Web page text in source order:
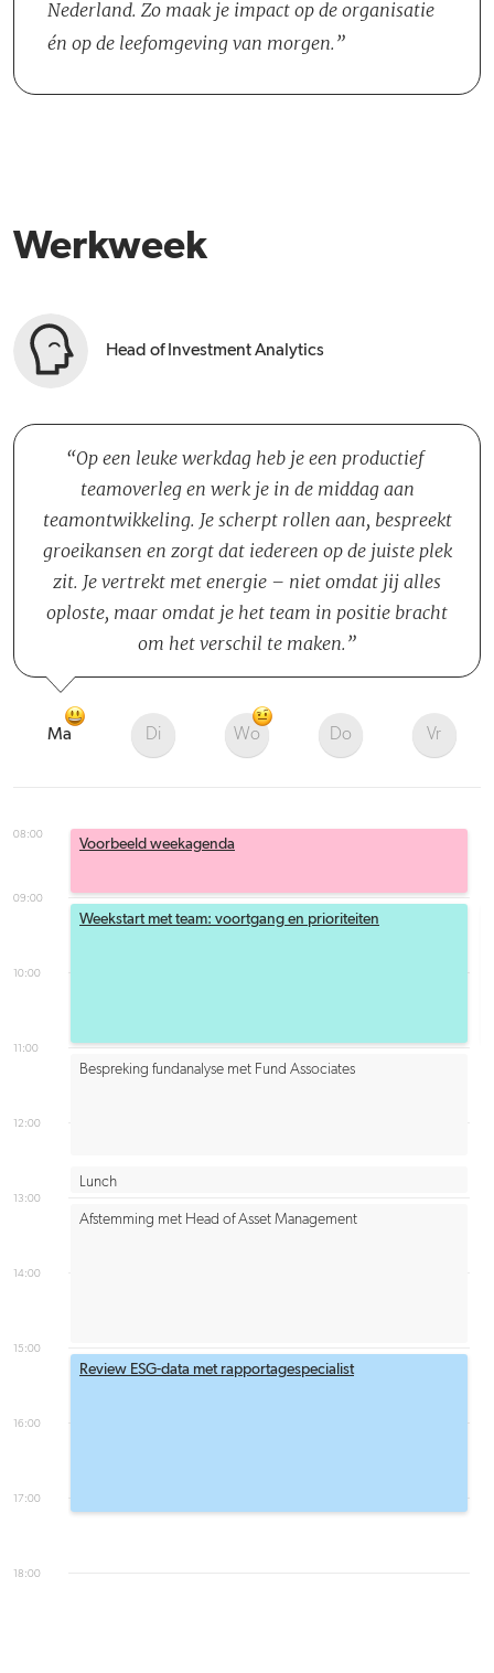
Nederland. Zo maak je impact op de organisatie
én op de leefomgeving van morgen.
Werkweek
Head of Investment Analytics
Op een leuke werkdag heb je een productief
teamoverleg en werk je in de middag aan
teamontwikkeling. Je scherpt rollen aan, bespreekt
groeikansen en zorgt dat iedereen op de juiste plek
zit. Je vertrekt met energie – niet omdat jij alles
oploste, maar omdat je het team in positie bracht
om het verschil te maken.
Ma Di Wo Do Vr
08:00
09:00
10:00
11:00
12:00
13:00
14:00
15:00
16:00
17:00
18:00
Weekstart met team: voortgang en prioriteiten
Bespreking fundanalyse met Fund Associates
Afstemming met Head of Asset Management
Review ESG-data met rapportagespecialist
Lunch
Voorbeeld weekagenda